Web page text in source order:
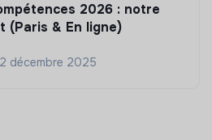
2026 : notre
(Paris & En ligne)
décembre 2025